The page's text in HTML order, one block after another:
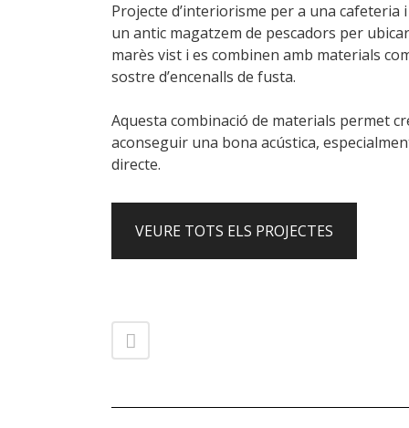
Projecte d’interiorisme per a una
un antic magatzem de pescadors per
marès vist i es combinen amb materials
sostre d’encenalls de fusta.
Aquesta combinació de materials permet
aconseguir una bona acústica,
directe.
VEURE TOTS ELS PROJECTES